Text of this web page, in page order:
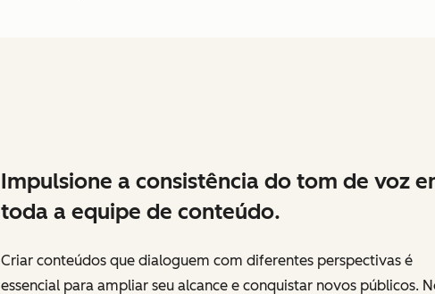
Impulsione a consistência do tom de voz
toda a equipe de conteúdo.
Criar conteúdos que dialoguem com diferentes perspectivas é
essencial para ampliar seu alcance e conquistar novos públicos.